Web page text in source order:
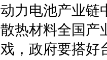
动力电池产业链
散热材料全国产
戏，政府要搭好